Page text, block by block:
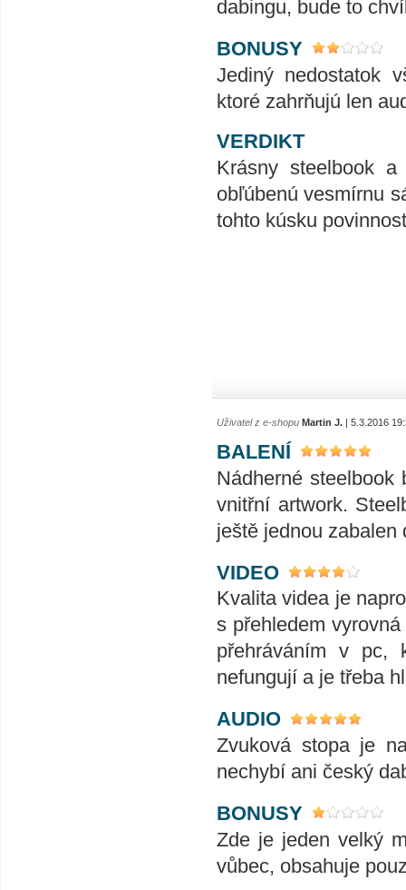
dabingu, bude to
BONUSY
Jediný nedostatok
ktoré zahrňujú len
VERDIKT
Krásny steelbook
obľúbenú vesmírnu
tohto kúsku
Uživatel z e-shopu Martin J. | 5.3.2016
BALENÍ
Nádherné
vnitřní artwork.
ještě jednou zabalen
VIDEO
Kvalita videa je
s přehledem
přehráváním v pc,
nefungují a je třeba
AUDIO
Zvuková stopa je
nechybí ani český
BONUSY
Zde je jeden velký
vůbec, obsahuje